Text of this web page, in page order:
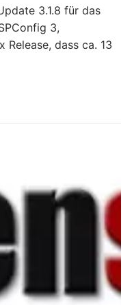
3.1.8 für das
3,
dass ca. 13